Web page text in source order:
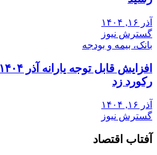
آذر ۱۶, ۱۴۰۴
گسترش نیوز
بانک، بیمه و بودجه
رکورد زد
آذر ۱۶, ۱۴۰۴
گسترش نیوز
آفتاب اقتصاد